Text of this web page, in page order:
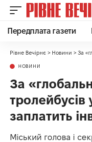
Передплата газети
Рівне Вечірнє > Новини > За
НОВИНИ
За
тролейбусів
заплатить
Міський голова і